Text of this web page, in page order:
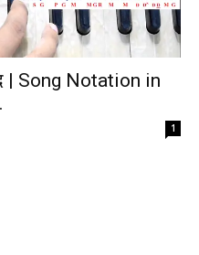
| Song Notation in
1